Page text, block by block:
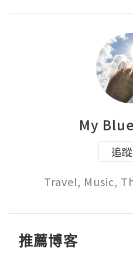
My
追蹤
Travel, Music,
推薦博客